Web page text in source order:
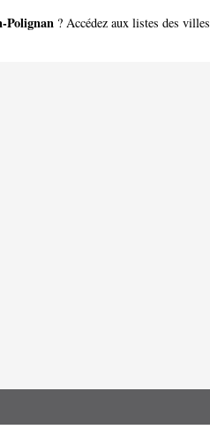
Polignan ? Accédez aux listes des